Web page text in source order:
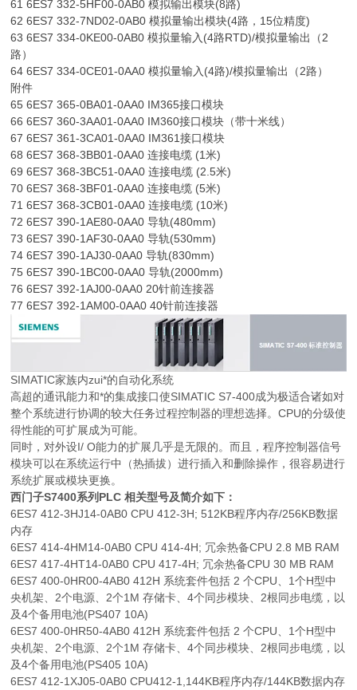
61 6ES7 332-5HF00-0AB0 模拟输出模块(8路)
62 6ES7 332-7ND02-0AB0 模拟量输出模块(4路，15位精度)
63 6ES7 334-0KE00-0AB0 模拟量输入(4路RTD)/模拟量输出（2
路）
64 6ES7 334-0CE01-0AA0 模拟量输入(4路)/模拟量输出（2路）
附件
65 6ES7 365-0BA01-0AA0 IM365接口模块
66 6ES7 360-3AA01-0AA0 IM360接口模块（带十米线）
67 6ES7 361-3CA01-0AA0 IM361接口模块
68 6ES7 368-3BB01-0AA0 连接电缆 (1米)
69 6ES7 368-3BC51-0AA0 连接电缆 (2.5米)
70 6ES7 368-3BF01-0AA0 连接电缆 (5米)
71 6ES7 368-3CB01-0AA0 连接电缆 (10米)
72 6ES7 390-1AE80-0AA0 导轨(480mm)
73 6ES7 390-1AF30-0AA0 导轨(530mm)
74 6ES7 390-1AJ30-0AA0 导轨(830mm)
75 6ES7 390-1BC00-0AA0 导轨(2000mm)
76 6ES7 392-1AJ00-0AA0 20针前连接器
77 6ES7 392-1AM00-0AA0 40针前连接器
SIMATIC家族内zui*的自动化系统
高超的通讯能力和*的集成接口使SIMATIC S7-400成为极适合诸如对
整个系统进行协调的较大任务过程控制器的理想选择。CPU的分级使
得性能的可扩展成为可能。
同时，对外设I/ O能力的扩展几乎是无限的。而且，程序控制器信号
模块可以在系统运行中（热插拔）进行插入和删除操作，很容易进行
系统扩展或模块更换。
西门子S7400系列PLC 相关型号及简介如下：
6ES7 412-3HJ14-0AB0 CPU 412-3H; 512KB程序内存/256KB数据
内存
6ES7 414-4HM14-0AB0 CPU 414-4H; 冗余热备CPU 2.8 MB RAM
6ES7 417-4HT14-0AB0 CPU 417-4H; 冗余热备CPU 30 MB RAM
6ES7 400-0HR00-4AB0 412H 系统套件包括 2 个CPU、1个H型中
央机架、2个电源、2个1M 存储卡、4个同步模块、2根同步电缆，以
及4个备用电池(PS407 10A)
6ES7 400-0HR50-4AB0 412H 系统套件包括 2 个CPU、1个H型中
央机架、2个电源、2个1M 存储卡、4个同步模块、2根同步电缆，以
及4个备用电池(PS405 10A)
6ES7 412-1XJ05-0AB0 CPU412-1,144KB程序内存/144KB数据内存